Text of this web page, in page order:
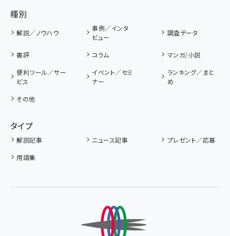
種別
解説／ノウハウ
事例／インタ
ビュー
調査データ
書評 コラム
マンガ/小説
便利ツール／サー
ビス
イベント／セミ
ナー
ランキング／まと
め
その他
タイプ
解説記事 ニュース記事
プレゼント／応募
用語集